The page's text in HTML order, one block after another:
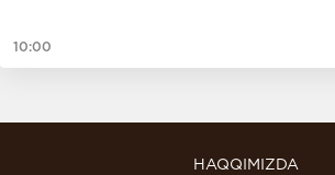
10:00
HAQQIMIZDA